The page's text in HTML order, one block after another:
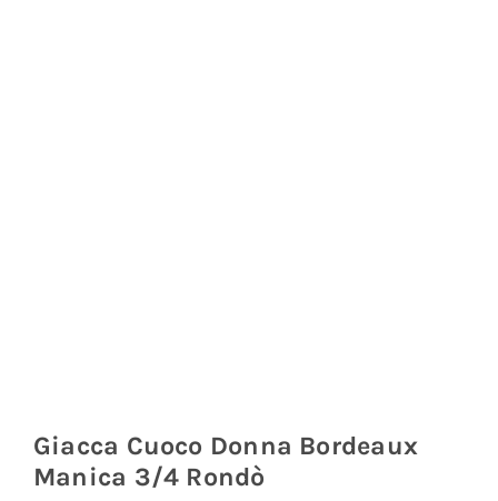
Giacca Cuoco Donna Bordeaux
Manica 3/4 Rondò